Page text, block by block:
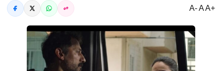
A- A A+